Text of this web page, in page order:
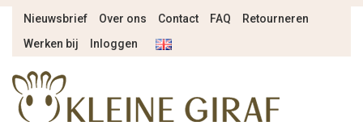
Nieuwsbrief Over ons Contact FAQ
Retourneren
Werken bij
Inloggen